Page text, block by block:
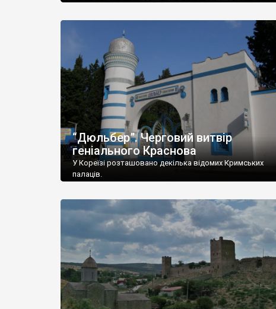
“Дюльбер”. Черговий витвір
геніального Краснова
У Кореїзі розташовано декілька відомих Кримських
палаців.